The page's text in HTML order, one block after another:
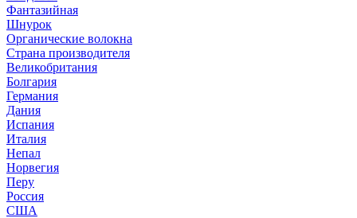
Фантазийная
Шнурок
Органические волокна
Страна производителя
Великобритания
Болгария
Германия
Дания
Испания
Италия
Непал
Норвегия
Перу
Россия
США